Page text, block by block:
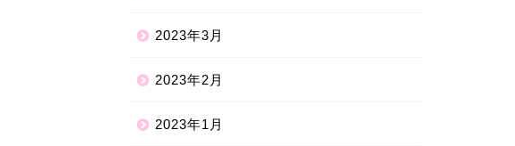
2023年3月
2023年2月
2023年1月